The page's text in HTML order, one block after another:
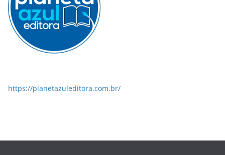
https://planetazuleditora.com.br/